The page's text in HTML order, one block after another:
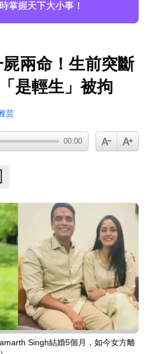
掌握天下大小事！
兩命！生前突斷
是輕生」被拘
芸
00:00
Singh結婚5個月，如今女方離